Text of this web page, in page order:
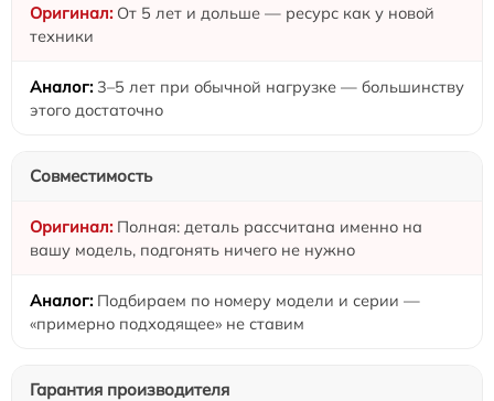
От 5 лет и дольше — ресурс как у новой
техники
3–5 лет при обычной нагрузке — большинству
этого достаточно
Совместимость
Полная: деталь рассчитана именно на
вашу модель, подгонять ничего не нужно
Подбираем по номеру модели и серии —
«примерно подходящее» не ставим
Гарантия производителя